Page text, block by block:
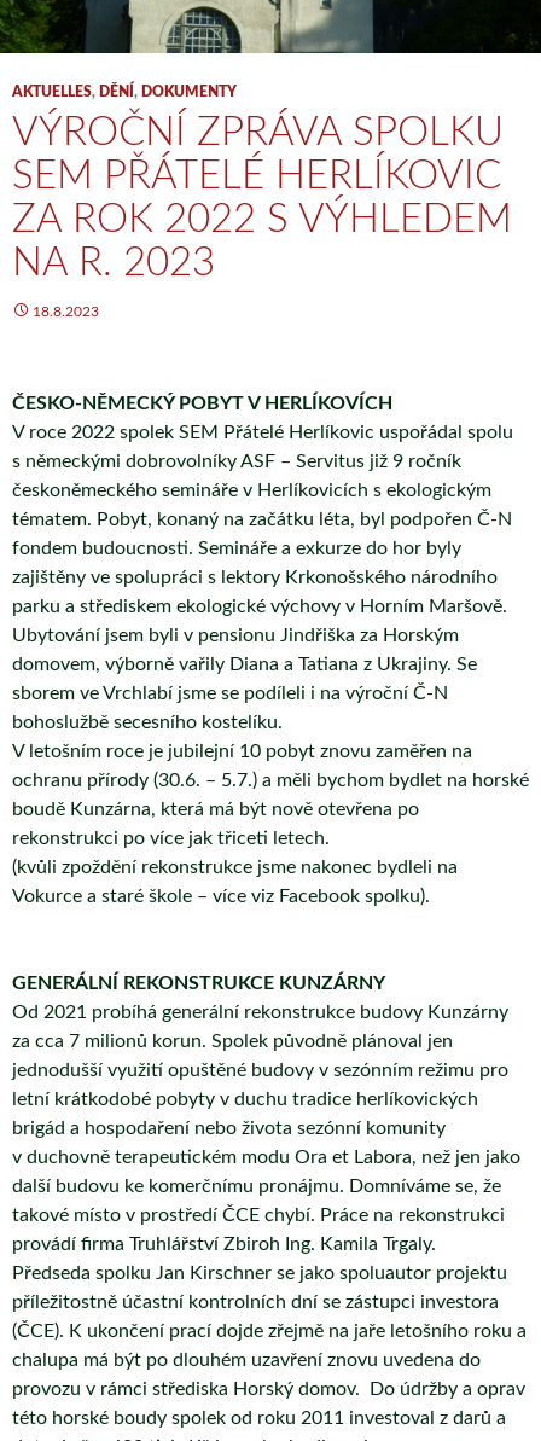
AKTUELLES, DĚNÍ , DOKUMENTY
VÝROČNÍ ZPRÁVA SPOLKU
SEM PŘÁTELÉ HERLÍKOVIC
ZA ROK 2022 S VÝHLEDEM
NA R. 2023
18.8.2023
ČESKO-NĚMECKÝ POBYT V HERLÍKOVÍCH
V roce 2022 spolek SEM Přátelé Herlíkovic uspořádal spolu
s německými dobrovolníky ASF – Servitus již 9 ročník
českoněmeckého semináře v Herlíkovicích s ekologickým
tématem. Pobyt, konaný na začátku léta, byl podpořen Č-N
fondem budoucnosti. Semináře a exkurze do hor byly
zajištěny ve spolupráci s lektory Krkonošského národního
parku a střediskem ekologické výchovy v Horním Maršově.
Ubytování jsem byli v pensionu Jindřiška za Horským
domovem, výborně vařily Diana a Tatiana z Ukrajiny. Se
sborem ve Vrchlabí jsme se podíleli i na výroční Č-N
bohoslužbě secesního kostelíku.
V letošním roce je jubilejní 10 pobyt znovu zaměřen na
ochranu přírody (30.6. – 5.7.) a měli bychom bydlet na horské
boudě Kunzárna, která má být nově otevřena po
rekonstrukci po více jak třiceti letech.
(kvůli zpoždění rekonstrukce jsme nakonec bydleli na
Vokurce a staré škole – více viz Facebook spolku).
GENERÁLNÍ REKONSTRUKCE KUNZÁRNY
Od 2021 probíhá generální rekonstrukce budovy Kunzárny
za cca 7 milionů korun. Spolek původně plánoval jen
jednodušší využití opuštěné budovy v sezónním režimu pro
letní krátkodobé pobyty v duchu tradice herlíkovických
brigád a hospodaření nebo života sezónní komunity
v duchovně terapeutickém modu Ora et Labora, než jen jako
další budovu ke komerčnímu pronájmu. Domníváme se, že
takové místo v prostředí ČCE chybí. Práce na rekonstrukci
provádí firma Truhlářství Zbiroh Ing. Kamila Trgaly.
Předseda spolku Jan Kirschner se jako spoluautor projektu
příležitostně účastní kontrolních dní se zástupci investora
(ČCE). K ukončení prací dojde zřejmě na jaře letošního roku a
chalupa má být po dlouhém uzavření znovu uvedena do
provozu v rámci střediska Horský domov. Do údržby a oprav
této horské boudy spolek od roku 2011 investoval z darů a